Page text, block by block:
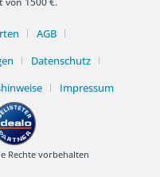
AGB
Datenschutz
Impressum
Rechte vorbehalten